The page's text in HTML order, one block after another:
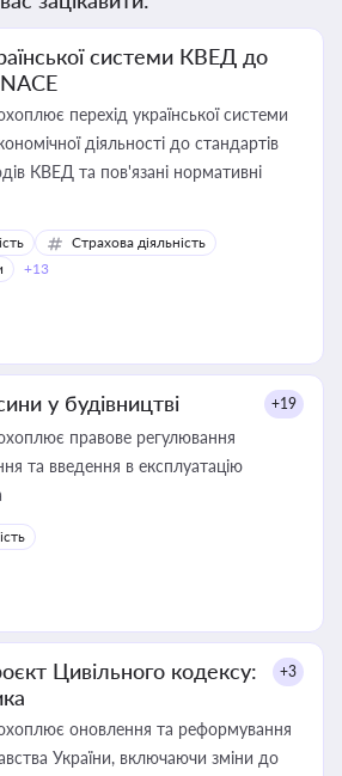
системи КВЕД до
перехід української системи
діяльності до стандартів
КВЕД та пов'язані нормативні
Страхова діяльність
+13
у будівництві +19
правове регулювання
та введення в експлуатацію
Цивільного кодексу:
+3
оновлення та реформування
України, включаючи зміни до